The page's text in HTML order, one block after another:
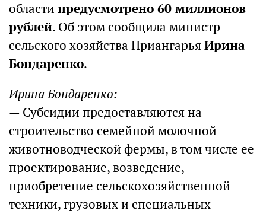
области предусмотрено 60 миллионов
рублей. Об этом сообщила министр
сельского хозяйства ПриангарьяИрина
Бондаренко.
Ирина Бондаренко:
— Субсидии предоставляются на
строительство семейной молочной
животноводческой фермы, в том числе ее
проектирование, возведение,
приобретение сельскохозяйственной
техники, грузовых и специальных